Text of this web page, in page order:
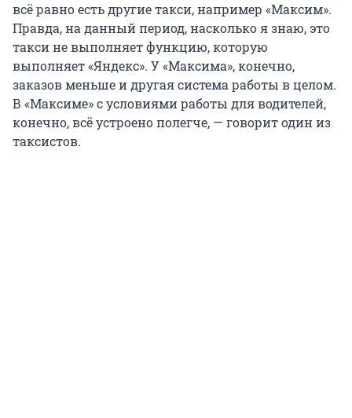
всё равно есть другие такси, например «Максим».
Правда, на данный период, насколько я знаю, это
такси не выполняет функцию, которую
выполняет «Яндекс». У «Максима», конечно,
заказов меньше и другая система работы в целом.
В «Максиме» с условиями работы для водителей,
конечно, всё устроено полегче, — говорит один из
таксистов.